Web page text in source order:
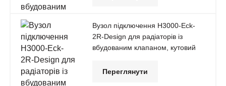
Вузол підключення H3000-Eck-
2R-Design для радіаторів із
вбудованим клапаном, кутовий
Переглянути